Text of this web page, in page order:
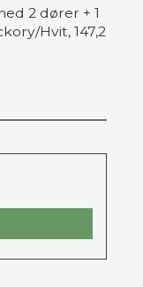
2 dører + 1
Hvit, 147,2